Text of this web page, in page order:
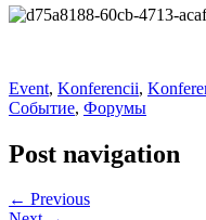
Event, Konferencii,
Событие, Форумы
Post navigation
← Previous